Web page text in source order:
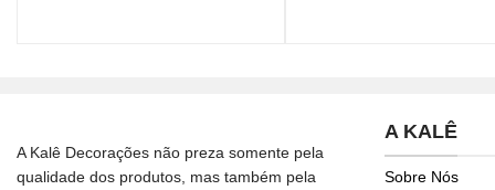
A Kalê Decorações não preza somente pela
qualidade dos produtos, mas também pela
A KALÊ
Sobre Nós